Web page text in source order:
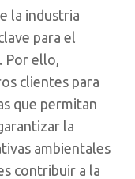
la industria
para el
Por ello,
clientes para
que permitan
la
ambientales
contribuir a la